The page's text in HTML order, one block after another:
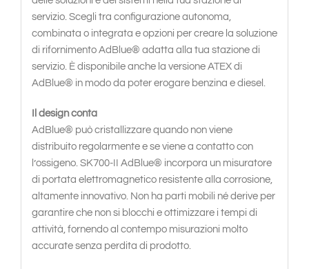
servizio. Scegli tra configurazione autonoma,
combinata o integrata e opzioni per creare la soluzione
di rifornimento AdBlue® adatta alla tua stazione di
servizio. È disponibile anche la versione ATEX di
AdBlue® in modo da poter erogare benzina e diesel.
Il design conta
AdBlue® può cristallizzare quando non viene
distribuito regolarmente e se viene a contatto con
l’ossigeno. SK700-II AdBlue® incorpora un misuratore
di portata elettromagnetico resistente alla corrosione,
altamente innovativo. Non ha parti mobili né derive per
garantire che non si blocchi e ottimizzare i tempi di
attività, fornendo al contempo misurazioni molto
accurate senza perdita di prodotto.